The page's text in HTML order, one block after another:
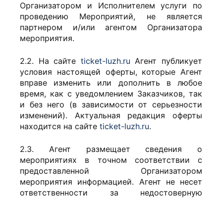
Организатором и Исполнителем услуги по
проведению Мероприятий, не является
партнером и/или агентом Организатора
мероприятия.
2.2. На сайте ticket-luzh.ru Агент публикует
условия настоящей оферты, которые Агент
вправе изменить или дополнить в любое
время, как с уведомлением Заказчиков, так
и без него (в зависимости от серьезности
изменений). Актуальная редакция оферты
находится на сайтеticket-luzh.ru.
2.3. Агент размещает сведения о
мероприятиях в точном соответствии с
предоставленной Организатором
мероприятия информацией. Агент не несет
ответственности за недостоверную